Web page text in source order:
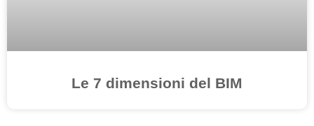
Le 7 dimensioni del BIM